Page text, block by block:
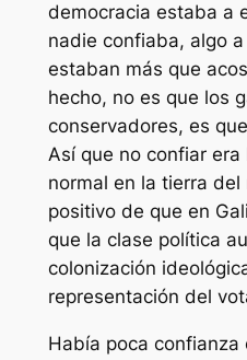
democracia estaba a
nadie confiaba, algo
estaban más que
hecho, no es que los
conservadores, es
Así que no confiar
normal en la tierra
positivo de que en
que la clase política
colonización
representación del
Había poca confianza